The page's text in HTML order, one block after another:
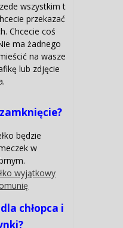
wszystkim t
przekazać
Chcecie coś
ma żadnego
na wasze
lub zdjęcie
będzie
w
chłopca i